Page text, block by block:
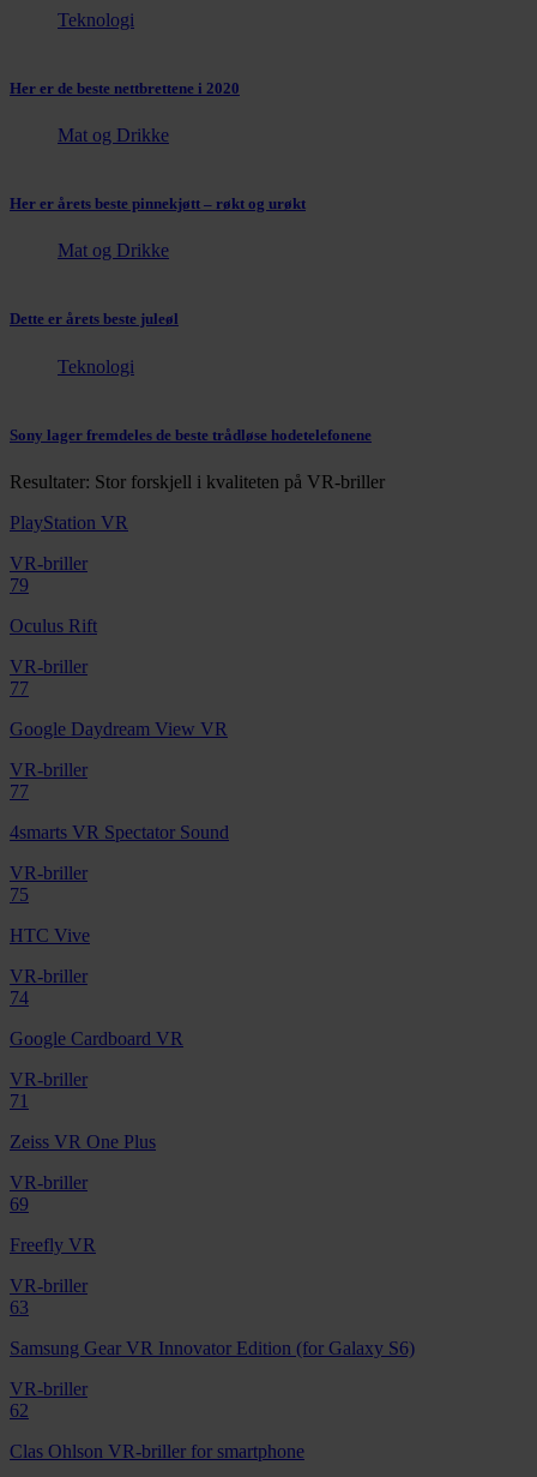
Teknologi
Her er de beste nettbrettene i 2020
Mat og Drikke
Her er årets beste pinnekjøtt – røkt og urøkt
Mat og Drikke
Dette er årets beste juleøl
Teknologi
Sony lager fremdeles de beste trådløse hodetelefonene
Resultater: Stor forskjell i kvaliteten på VR-briller
PlayStation VR
VR-briller
79
Oculus Rift
VR-briller
77
Google Daydream View VR
VR-briller
77
4smarts VR Spectator Sound
VR-briller
75
HTC Vive
VR-briller
74
Google Cardboard VR
VR-briller
71
Zeiss VR One Plus
VR-briller
69
Freefly VR
VR-briller
63
Samsung Gear VR Innovator Edition (for Galaxy S6)
VR-briller
62
Clas Ohlson VR-briller for smartphone